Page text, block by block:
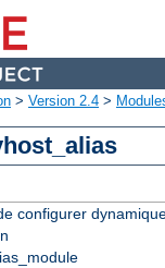
> Version 2.4 >
configurer